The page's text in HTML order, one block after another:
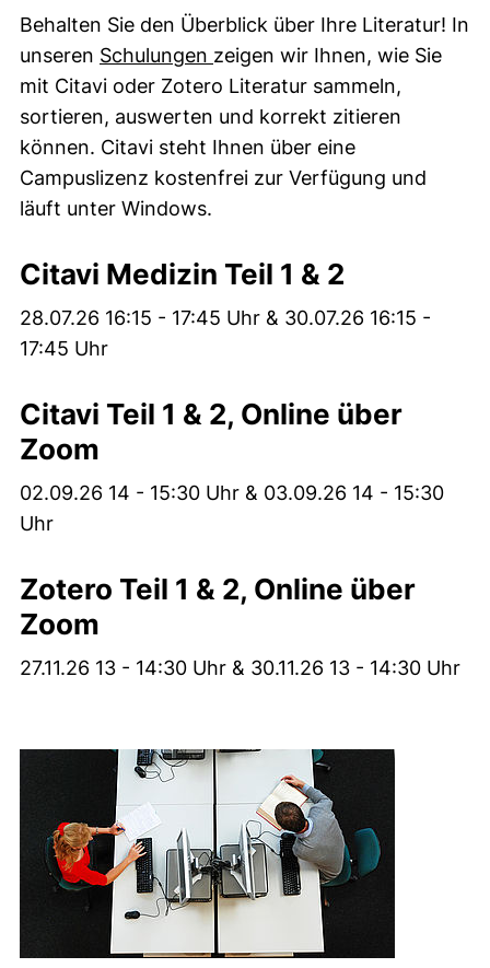
Behalten Sie den Überblick über Ihre Literatur! In
unseren Schulungen zeigen wir Ihnen, wie Sie
mit Citavi oder Zotero Literatur sammeln,
sortieren, auswerten und korrekt zitieren
können. Citavi steht Ihnen über eine
Campuslizenz kostenfrei zur Verfügung und
läuft unter Windows.
Citavi Medizin Teil 1 & 2
28.07.26 16:15 - 17:45 Uhr & 30.07.26 16:15 -
17:45 Uhr
Citavi Teil 1 & 2, Online über
Zoom
02.09.26 14 - 15:30 Uhr & 03.09.26 14 - 15:30
Uhr
Zotero Teil 1 & 2, Online über
Zoom
27.11.26 13 - 14:30 Uhr & 30.11.26 13 - 14:30 Uhr